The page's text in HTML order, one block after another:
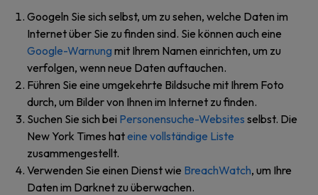
Googeln Sie sich selbst, um zu sehen, welche Daten im
Internet über Sie zu finden sind. Sie können auch eine
Google-Warnung mit Ihrem Namen einrichten, um zu
verfolgen, wenn neue Daten auftauchen.
Führen Sie eine umgekehrte Bildsuche mit Ihrem Foto
durch, um Bilder von Ihnen im Internet zu finden.
Suchen Sie sich bei Personensuche-Websites selbst. Die
New York Times hateine vollständige Liste
zusammengestellt.
Verwenden Sie einen Dienst wie BreachWatch, um Ihre
Daten im Darknet zu überwachen.